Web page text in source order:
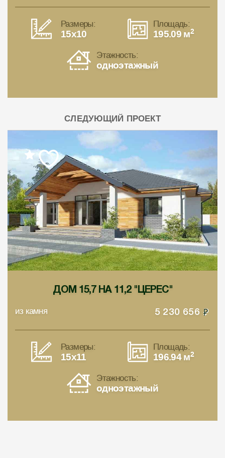
Размеры:
15x10
Площадь:
195.09 м2
Этажность:
одноэтажный
СЛЕДУЮЩИЙ ПРОЕКТ
ДОМ 15,7 НА 11,2 "ЦЕРЕС"
из камня 5 230 656
Размеры:
15x11
Площадь:
196.94 м2
Этажность:
одноэтажный